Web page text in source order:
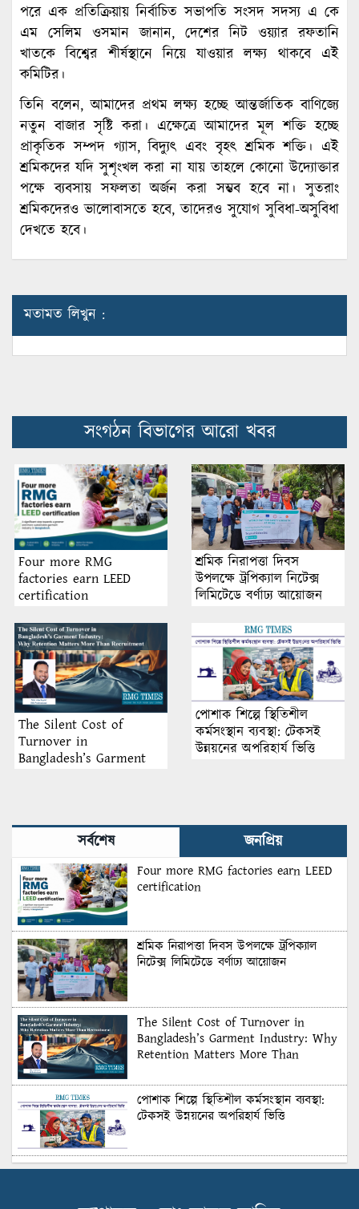
পরে এক প্রতিক্রিয়ায় নির্বাচিত সভাপতি সংসদ সদস্য এ কে
এম সেলিম ওসমান জানান, দেশের নিট ওয়্যার রফতানি
খাতকে বিশ্বের শীর্ষস্থানে নিয়ে যাওয়ার লক্ষ্য থাকবে এই
কমিটির।
তিনি বলেন, আমাদের প্রথম লক্ষ্য হচ্ছে আন্তর্জাতিক বাণিজ্যে
নতুন বাজার সৃষ্টি করা। এক্ষেত্রে আমাদের মূল শক্তি হচ্ছে
প্রাকৃতিক সম্পদ গ্যাস, বিদ্যুৎ এবং বৃহৎ শ্রমিক শক্তি। এই
শ্রমিকদের যদি সুশৃংখল করা না যায় তাহলে কোনো উদ্যোক্তার
পক্ষে ব্যবসায় সফলতা অর্জন করা সম্ভব হবে না। সুতরাং
শ্রমিকদেরও ভালোবাসতে হবে, তাদেরও সুযোগ সুবিধা-অসুবিধা
দেখতে হবে।
মতামত লিখুন :
সংগঠন বিভাগের আরো খবর
Four more RMG
factories earn LEED
certification
শ্রমিক নিরাপত্তা দিবস
উপলক্ষে ট্রপিক্যাল নিটেক্স
লিমিটেডে বর্ণাঢ্য আয়োজন
The Silent Cost of
Turnover in
Bangladesh’s Garment
পোশাক শিল্পে স্থিতিশীল
কর্মসংস্থান ব্যবস্থা: টেকসই
উন্নয়নের অপরিহার্য ভিত্তি
সর্বশেষ জনপ্রিয়
Four more RMG factories earn LEED
certification
শ্রমিক নিরাপত্তা দিবস উপলক্ষে ট্রপিক্যাল
নিটেক্স লিমিটেডে বর্ণাঢ্য আয়োজন
The Silent Cost of Turnover in
Bangladesh’s Garment Industry: Why
Retention Matters More Than
পোশাক শিল্পে স্থিতিশীল কর্মসংস্থান ব্যবস্থা:
টেকসই উন্নয়নের অপরিহার্য ভিত্তি
শুল্কের দেয়াল ভাঙার সুযোগ: মার্কিন বাজারে